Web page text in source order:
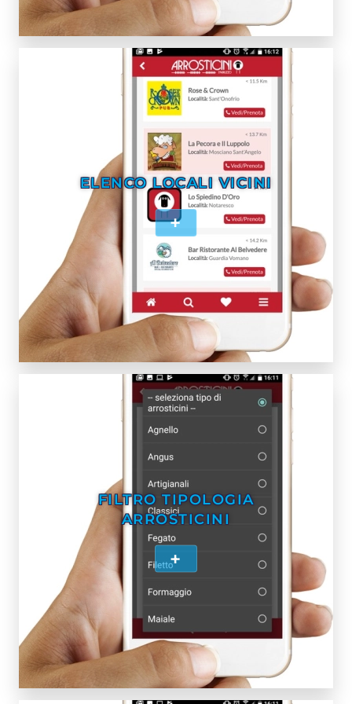
ELENCO LOCALI VICINI
+
FILTRO TIPOLOGIA
ARROSTICINI
+